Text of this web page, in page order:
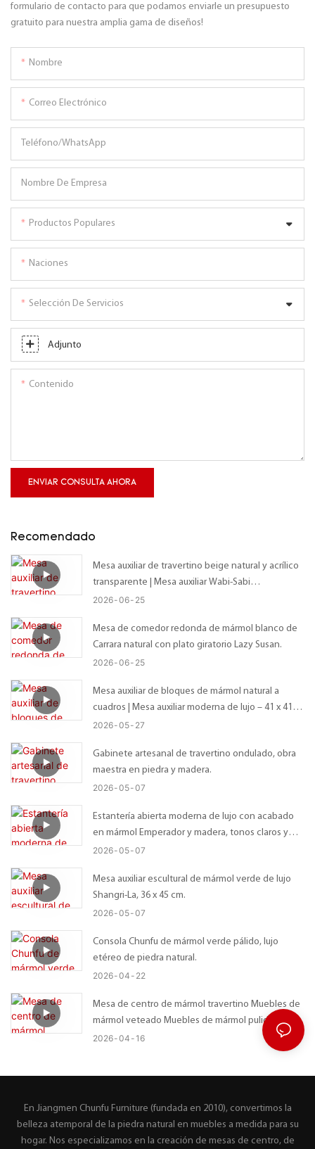
formulario de contacto para que podamos enviarle un presupuesto
gratuito para nuestra amplia gama de diseños!
Nombre
Correo Electrónico
Teléfono/WhatsApp
Nombre De Empresa
Productos Populares
Naciones
Selección De Servicios
Adjunto
Contenido
ENVIAR CONSULTA AHORA
Recomendado
Mesa auxiliar de travertino beige natural y acrílico
transparente | Mesa auxiliar Wabi-Sabi
personalizada con tablero irregular orgánico –
2026 06 25
Mesa de comedor redonda de mármol blanco de
Carrara natural con plato giratorio Lazy Susan.
2026 06 25
Mesa auxiliar de bloques de mármol natural a
cuadros | Mesa auxiliar moderna de lujo – 41 x 41 x
56 cm
2026 05 27
Gabinete artesanal de travertino ondulado, obra
maestra en piedra y madera.
2026 05 07
Estantería abierta moderna de lujo con acabado
en mármol Emperador y madera, tonos claros y
oscuros.
2026 05 07
Mesa auxiliar escultural de mármol verde de lujo
Shangri-La, 36 x 45 cm.
2026 05 07
Consola Chunfu de mármol verde pálido, lujo
etéreo de piedra natural.
2026 04 22
Mesa de centro de mármol travertino Muebles de
mármol veteado Muebles de mármol pulido
2026 04 16
En Jiangmen Chunfu Furniture (fundada en 2010), convertimos la
belleza atemporal de la piedra natural en muebles a medida para su
hogar. Nos especializamos en la creación de mesas de centro, de